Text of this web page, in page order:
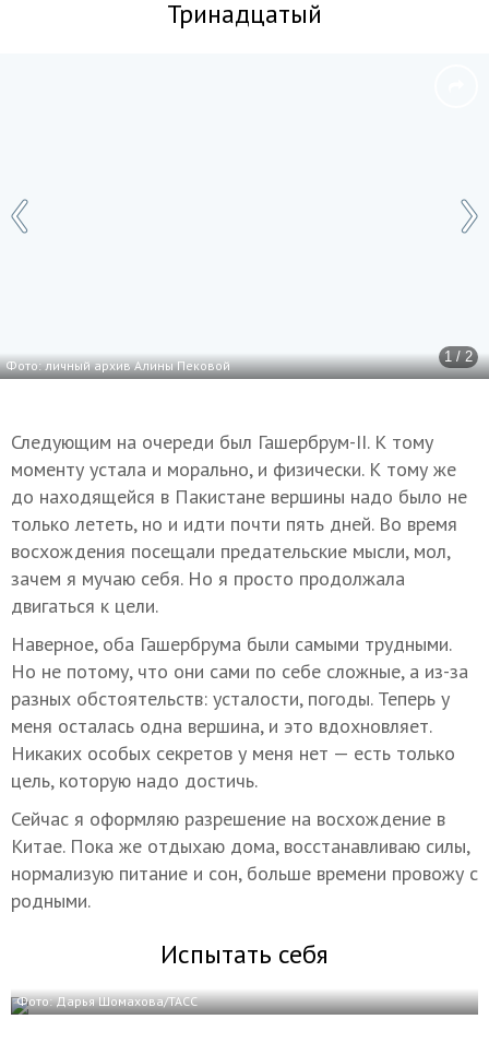
Тринадцатый
1 / 2
Фото: личный архив Алины Пековой
Следующим на очереди был Гашербрум-II. К тому
моменту устала и морально, и физически. К тому же
до находящейся в Пакистане вершины надо было не
только лететь, но и идти почти пять дней. Во время
восхождения посещали предательские мысли, мол,
зачем я мучаю себя. Но я просто продолжала
двигаться к цели.
Наверное, оба Гашербрума были самыми трудными.
Но не потому, что они сами по себе сложные, а из-за
разных обстоятельств: усталости, погоды. Теперь у
меня осталась одна вершина, и это вдохновляет.
Никаких особых секретов у меня нет — есть только
цель, которую надо достичь.
Сейчас я оформляю разрешение на восхождение в
Китае. Пока же отдыхаю дома, восстанавливаю силы,
нормализую питание и сон, больше времени провожу с
родными.
Испытать себя
Фото: Дарья Шомахова/ТАСС